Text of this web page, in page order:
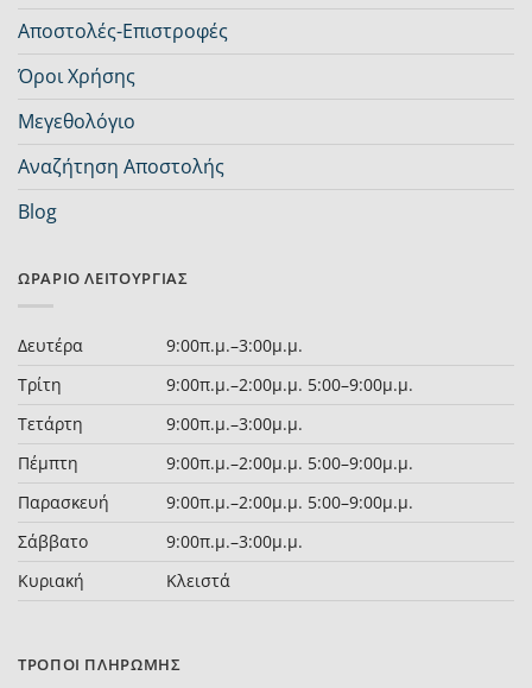
Αποστολές-Επιστροφές
Όροι Χρήσης
Μεγεθολόγιο
Αναζήτηση Αποστολής
Blog
ΩΡΆΡΙΟ ΛΕΙΤΟΥΡΓΊΑΣ
Δευτέρα
9:00π.μ.–3:00μ.μ.
Τρίτη
9:00π.μ.–2:00μ.μ. 5:00–9:00μ.μ.
Τετάρτη
9:00π.μ.–3:00μ.μ.
Πέμπτη
9:00π.μ.–2:00μ.μ. 5:00–9:00μ.μ.
Παρασκευή
9:00π.μ.–2:00μ.μ. 5:00–9:00μ.μ.
Σάββατο
9:00π.μ.–3:00μ.μ.
Κυριακή
Κλειστά
ΤΡΌΠΟΙ ΠΛΗΡΩΜΉΣ